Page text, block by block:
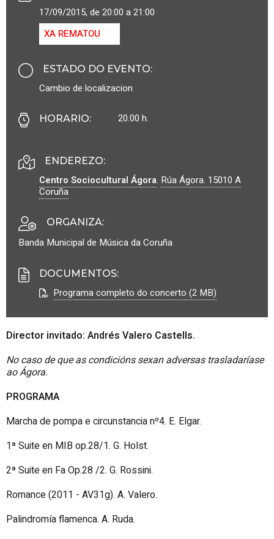
17/09/2015, de 20:00 a 21:00
XA REMATOU
ESTADO DO EVENTO:
Cambio de localizacion
HORARIO: 20.00 h.
ENDEREZO:
Centro Sociocultural Ágora. Rúa Ágora. 15010 A
Coruña
ORGANIZA:
Banda Municipal de Música da Coruña
DOCUMENTOS:
Programa completo do concerto (2 MB)
Director invitado: Andrés Valero Castells.
No caso de que as condicións sexan adversas trasladaríase
ao Ágora.
PROGRAMA
Marcha de pompa e circunstancia nº4. E. Elgar.
1ª Suite en MIB op.28/1. G. Holst.
2ª Suite en Fa Op.28 /2. G. Rossini.
Romance (2011 - AV31g). A. Valero.
Palindromía flamenca. A. Ruda.